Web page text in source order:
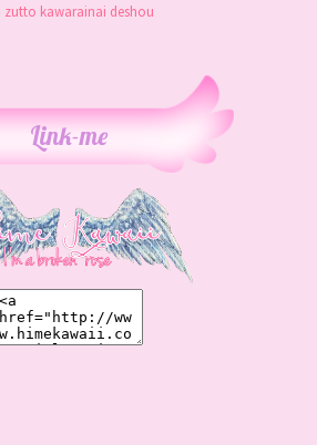
zutto kawarainai deshou
Link-me